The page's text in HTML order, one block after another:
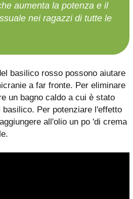
aumenta la potenza e il
nei ragazzi di tutte le
basilico rosso possono aiutare
a far fronte. Per eliminare
un bagno caldo a cui è stato
basilico. Per potenziare l'effetto
all'olio un po 'di crema